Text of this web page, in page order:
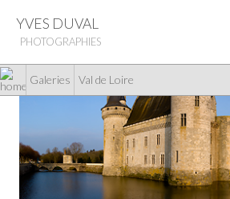
YVES DUVAL
PHOTOGRAPHIES
Galeries Val de Loire